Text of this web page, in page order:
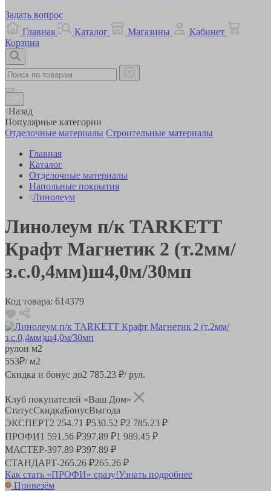
Задать вопрос
Главная
Каталог Магазины
Кабинет
Корзина
Назад
Популярные категории
Отделочные материалы Строительные материалы
Главная
Каталог
Отделочные материалы
Напольные покрытия
Линолеум
Линолеум п/к TARKETT
Крафт Магнетик 2 (т.2мм/
з.с.0,4мм)ш4,0м/30мп
Код товара: 614379
рулон м2
553₽/ м2
Скидка и бонус до2 785.23 ₽/ рул.
Клуб покупателей «Ваш Дом»
СтатусСкидкаБонусВыгода
ЭКСПЕРТ2 254.71 ₽530.52 ₽2 785.23 ₽
ПРОФИ1 591.56 ₽397.89 ₽1 989.45 ₽
МАСТЕР-397.89 ₽397.89 ₽
СТАНДАРТ-265.26 ₽265.26 ₽
Как стать «ПРОФИ» сразу!Узнать подробнее
Привезём